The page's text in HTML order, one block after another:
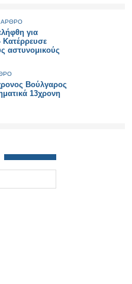
για
Κατέρρευσε
αστυνομικούς
Βούλγαρος
13χρονη